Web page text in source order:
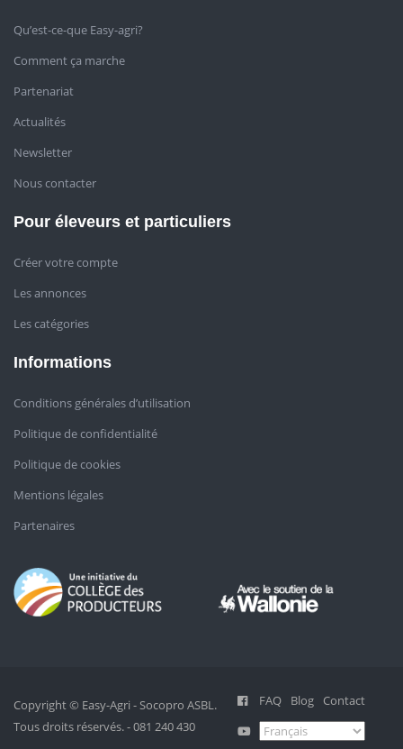
Qu’est-ce-que Easy-agri?
Comment ça marche
Partenariat
Actualités
Newsletter
Nous contacter
Pour éleveurs et particuliers
Créer votre compte
Les annonces
Les catégories
Informations
Conditions générales d’utilisation
Politique de confidentialité
Politique de cookies
Mentions légales
Partenaires
Copyright © Easy-Agri - Socopro ASBL.
Tous droits réservés. - 081 240 430
FAQ Blog Contact